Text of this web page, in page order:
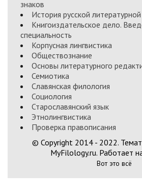
знаков
История русской
Книгоиздательское дело.
специальность
Корпусная лингвистика
Обществознание
Основы литературного
Семиотика
Славянская филология
Социология
Старославянский язык
Этнолингвистика
Проверка правописания
© Copyright 2014 - 2022.
MyFilology.ru. Работает
Вот это всё